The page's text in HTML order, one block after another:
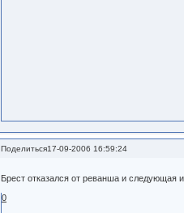
Поделиться17-09-2006 16:59:24
Брест отказался от реванша и
0